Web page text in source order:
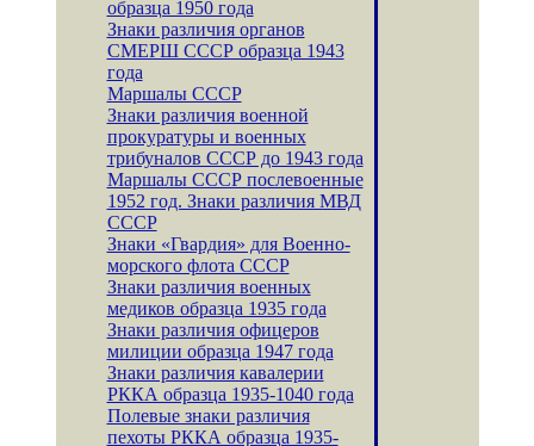
образца 1950 года
Знаки различия органов
СМЕРШ СССР образца 1943
года
Маршалы СССР
Знаки различия военной
прокуратуры и военных
трибуналов СССР до 1943 года
Маршалы СССР послевоенные
1952 год. Знаки различия МВД
СССР
Знаки «Гвардия» для Военно-
морского флота СССР
Знаки различия военных
медиков образца 1935 года
Знаки различия офицеров
милиции образца 1947 года
Знаки различия кавалерии
РККА образца 1935-1040 года
Полевые знаки различия
пехоты РККА образца 1935-